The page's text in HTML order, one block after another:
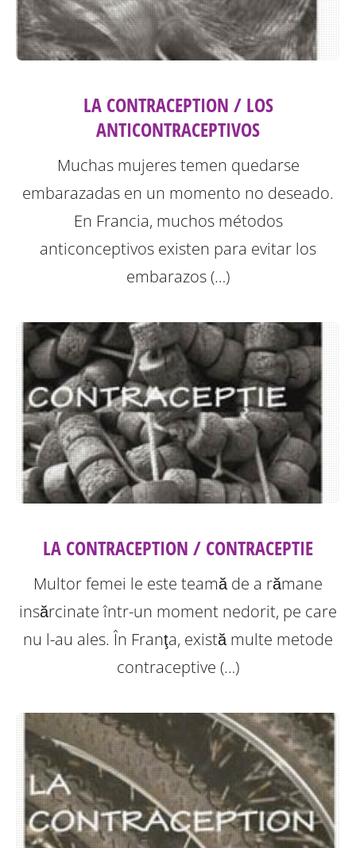
LA CONTRACEPTION / LOS
ANTICONTRACEPTIVOS
Muchas mujeres temen quedarse
embarazadas en un momento no deseado.
En Francia, muchos métodos
anticonceptivos existen para evitar los
embarazos (…)
LA CONTRACEPTION / CONTRACEPTIE
Multor femei le este teamă de a rămane
insărcinate într-un moment nedorit, pe care
nu l-au ales. În Franţa, există multe metode
contraceptive (…)